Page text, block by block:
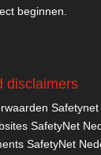
beginnen.
disclaimers
SafetyNet
SafetyNet